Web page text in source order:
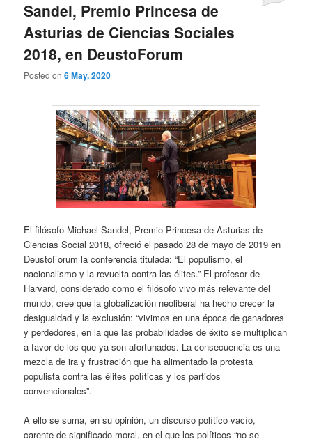
Sandel, Premio Princesa de
Asturias de Ciencias Sociales
2018, en DeustoForum
Posted on6 May, 2020
El filósofo Michael Sandel, Premio Princesa de Asturias de
Ciencias Social 2018, ofreció el pasado 28 de mayo de 2019 en
DeustoForum la conferencia titulada: “El populismo, el
nacionalismo y la revuelta contra las élites.” El profesor de
Harvard, considerado como el filósofo vivo más relevante del
mundo, cree que la globalización neoliberal ha hecho crecer la
desigualdad y la exclusión: “vivimos en una época de ganadores
y perdedores, en la que las probabilidades de éxito se multiplican
a favor de los que ya son afortunados. La consecuencia es una
mezcla de ira y frustración que ha alimentado la protesta
populista contra las élites políticas y los partidos
convencionales”.
A ello se suma, en su opinión, un discurso político vacío,
carente de significado moral, en el que los políticos “no se